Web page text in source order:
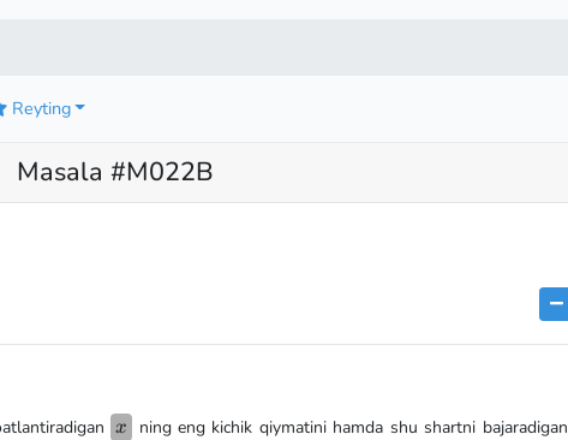
Reyting
Masala #M022B
x
x ning eng kichik qiymatini hamda shu shartni bajaradigan